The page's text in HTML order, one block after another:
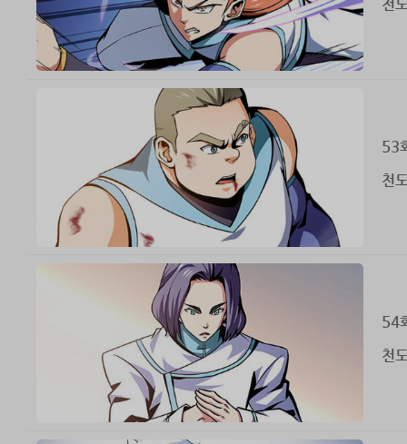
천
53
천
54
천